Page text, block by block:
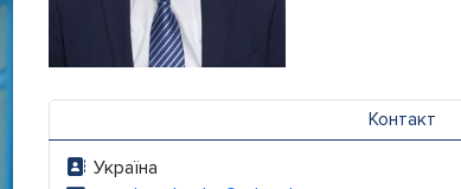
Контакт
Адреса:
Україна